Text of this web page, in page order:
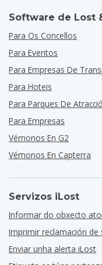
Software de Lost
Para Os Concellos
Para Eventos
Para Empresas De
Para Hoteis
Para Parques De
Para Empresas
Vémonos En G2
Vémonos En Capterra
Servizos iLost
Informar do obxecto
Imprimir reclamación de
Enviar unha alerta iLost